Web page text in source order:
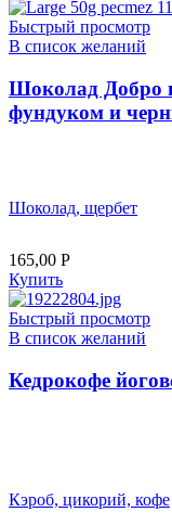
Быстрый просмотр
В список желаний
Шоколад Добро
фундуком и
Шоколад, щербет
165,00 Р
Купить
Быстрый просмотр
В список желаний
Кедрокофе
Кэроб, цикорий, кофе